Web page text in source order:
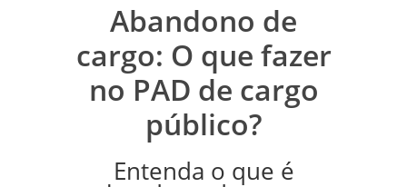
Abandono de
cargo: O que fazer
no PAD de cargo
público?
Entenda o que é